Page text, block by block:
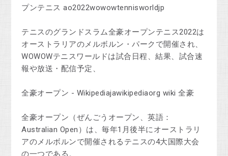
プンテニス ao2022wowowtennisworldjp
テニスのグランドスラム全豪オープンテニス2022は
オーストラリアのメルボルン・パークで開催され、
WOWOWテニスワールドは試合日程、結果、試合速
報や放送・配信予定、
全豪オープン - Wikipediajawikipediaorg wiki 全豪
全豪オープン（ぜんごうオープン、英語：
Australian Open）は、毎年1月後半にオーストラリ
アのメルボルンで開催されるテニスの4大国際大会